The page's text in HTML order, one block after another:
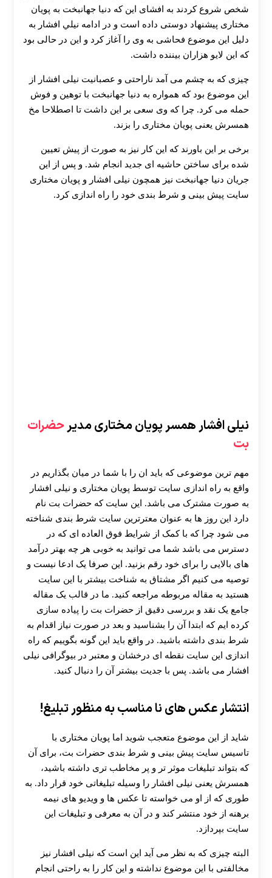
شخص شروع کردند به افشای این که دنیا جهانبخت به پویان
مختاری پیشنهاد دوستی داده است و در ادامه نيلي افشار به
دلیل این موضوع فحاشی به وی را آغاز کرد و این در حالی بود
که این لایو هزاران بیننده داشت.
چیزی که به چشم می آمد ناراحتی و عصبانیت نیلی افشار از
این موضوع بود که همواره به دنیا جهانبخت با توهین و فوش
حمله می کرد. چرا که وی سعی بر این داشت تا اصطلاحا مخ
همسرش یعنی پویان مختاری را بزند.
برخی بر این باورند که این کار نیز به صورت از پیش تعیین
شده برای ساختن حاشیه ای جدید انجام شد. و پس از این
جریان دنیا جهانبخت نیز همچون نیلی افشار و پویان مختاری
سایت پیش بینی و شرط بندی خود را راه اندازی کرد.
نیلی افشار همسر پویان مختاری مدیرحضرات
بت
مهم ترین موضوعی که باید ان را با شما در میان بگذاریم در
واقع به راه اندازی سایت توسط پویان مختاری و نیلی افشار
به صورت مشترک می باشد. این سایت که حضرات بت نام
دارد این روز ها به عنوان معترترین سایت شرط بندی شناخته
می شود چرا که با کمک از شرایط فوق العاده ای که در
دسترس می باشد شما می توانید به خوبی هر چه بهتر درآمد
های بالایی را برای خود رقم بزنید. این صرفا یک ادعا نیست و
توصیه می کنیم اگر مشتاق به شناخت بیشتر با این سایت
هستید به مقاله مربوطه مراجعه کنید. ما در قالب یک مقاله
جامع یک نقد و بررسی دقیق از حضرات بت را پیاده سازی
کرده ایم که ابتدا آن را بشناسید و بعد در صورت نیاز اقدام به
شرط بندی داشته باشید. در واقع باید این گونه بگوییم که راه
اندازی این سایت نقطه ای درخشان و معتبر در بیوگرافی نیلی
افشار می باشد. پس با جدیت بیشتر آن را دنبال کنید.
انتشار عکس های نا مناسب به منظور تبلیغ!
شاید از این موضوع متعجب شوید اما پویان مختاری با
تاسیس سایت پیش بینی و شرط بندی حضرات بت، برای آن
که بتواند تبلیغات موثر تر و پر مخاطب تری داشته باشید،
همسرش یعنی نیلی افشار را وسیله تبلیغاتی خود قرار داد. به
طوری که از او می خواسته تا عکس ها و ویدیو های نیمه
برهنه از خود منتشر کند و در آن به معرفی و تبلیغات این
سایت بپردازد.
البته چیزی که به نظر می آید این است که نیلی افشار نیز
مخالفتی با این موضوع نداشته و این کار را به راحتی انجام